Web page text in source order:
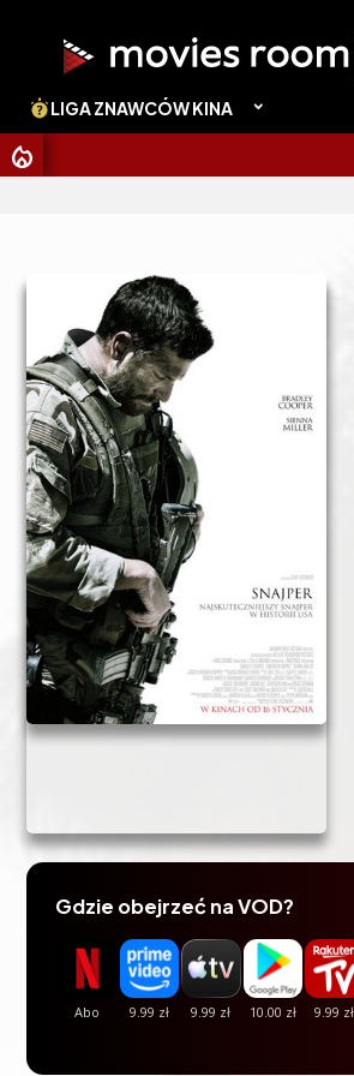
LIGA ZNAWCÓW KINA
Gdzie obejrzeć na VOD?